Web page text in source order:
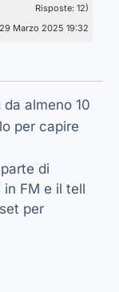
Risposte: 12)
Marzo 2025 19:32
almeno 10
per capire
di
FM e il tell
per